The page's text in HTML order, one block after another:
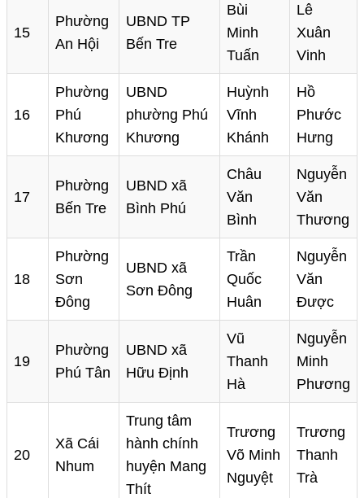
15
Phường
An Hội
UBND TP
Bến Tre
Bùi
Minh
Tuấn
Lê
Xuân
Vinh
16
Phường
Phú
Khương
UBND
phường Phú
Khương
Huỳnh
Vĩnh
Khánh
Hồ
Phước
Hưng
17
Phường
Bến Tre
UBND xã
Bình Phú
Châu
Văn
Bình
Nguyễn
Văn
Thương
18
Phường
Sơn
Đông
UBND xã
Sơn Đông
Trần
Quốc
Huân
Nguyễn
Văn
Được
19
Phường
Phú Tân
UBND xã
Hữu Định
Vũ
Thanh
Hà
Nguyễn
Minh
Phương
20
Xã Cái
Nhum
Trung tâm
hành chính
huyện Mang
Thít
Trương
Võ Minh
Nguyệt
Trương
Thanh
Trà